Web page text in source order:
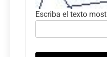
Escriba el texto